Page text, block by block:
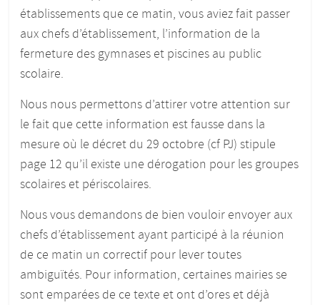
établissements que ce matin, vous aviez fait passer
aux chefs d’établissement, l’information de la
fermeture des gymnases et piscines au public
scolaire.
Nous nous permettons d’attirer votre attention sur
le fait que cette information est fausse dans la
mesure où le décret du 29 octobre (cf PJ) stipule
page 12 qu’il existe une dérogation pour les groupes
scolaires et périscolaires.
Nous vous demandons de bien vouloir envoyer aux
chefs d’établissement ayant participé à la réunion
de ce matin un correctif pour lever toutes
ambiguïtés. Pour information, certaines mairies se
sont emparées de ce texte et ont d’ores et déjà